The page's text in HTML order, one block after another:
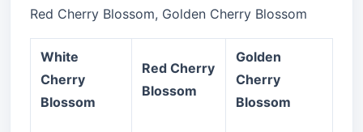
Red Cherry Blossom, Golden Cherry Blossom
White
Cherry
Blossom
Red Cherry
Blossom
Golden
Cherry
Blossom